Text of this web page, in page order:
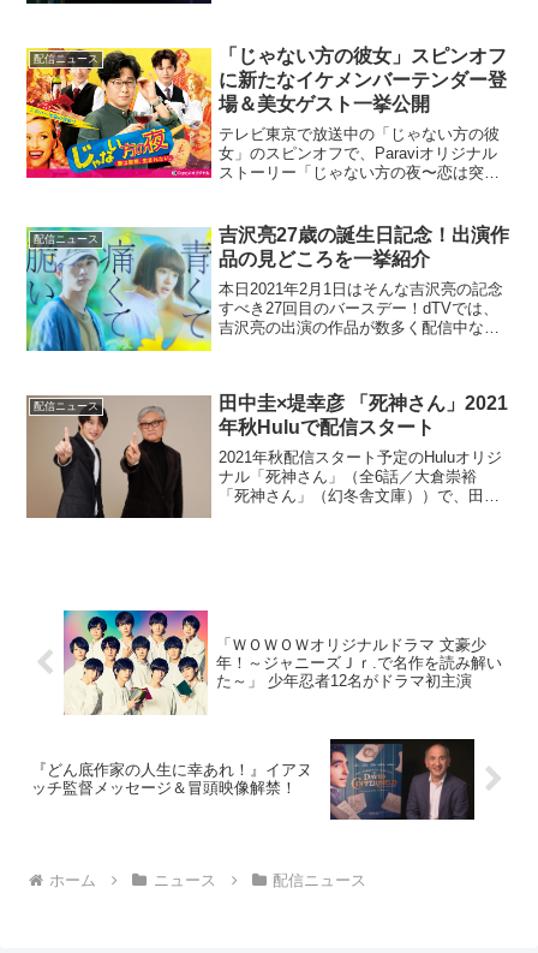
配信ニュース
「じゃない方の彼女」スピンオフ
に新たなイケメンバーテンダー登
場＆美女ゲスト一挙公開
テレビ東京で放送中の「じゃない方の彼
女」のスピンオフで、Paraviオリジナル
ストーリー「じゃない方の夜〜恋は突
一挙解禁された。「じゃない方の彼女」
は、美人妻の麗(小西真...
配信ニュース
吉沢亮27歳の誕生日記念！出演作
品の見どころを一挙紹介
本日2021年2月1日はそんな吉沢亮の記念
すべき27回目のバースデー！dTVでは、
吉沢亮の出演の作品が数多く配信中なの
をたべたい」...
配信ニュース
田中圭×堤幸彦 「死神さん」2021
年秋Huluで配信スタート
2021年秋配信スタート予定のHuluオリジ
ナル「死神さん」（全6話／大倉崇裕
「死神さん」（幻冬舎文庫））で、田中
「ＷＯＷＯＷオリジナルドラマ 文豪少
年！～ジャニーズＪｒ.で名作を読み解い
た～」 少年忍者12名がドラマ初主演
『どん底作家の人生に幸あれ！』イアヌ
ッチ監督メッセージ＆冒頭映像解禁！
ホーム ニュース 配信ニュース